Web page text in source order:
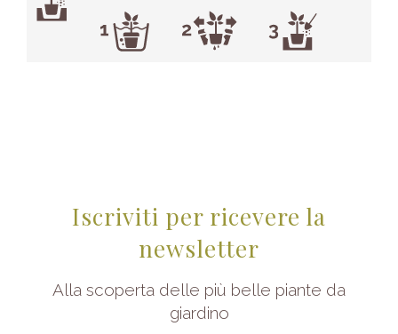
Iscriviti per ricevere la
newsletter
Alla scoperta delle più belle piante da
giardino